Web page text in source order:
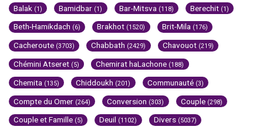
Balak (1) Bamidbar (1) Bar-Mitsva (118) Berechit (1)
Beth-Hamikdach (6) Brakhot (1520) Brit-Mila (176)
Cacheroute (3703) Chabbath (2429) Chavouot (219)
Chémini Atseret (5) Chemirat haLachone (188)
Chemita (135) Chiddoukh (201) Communauté (3)
Compte du Omer (264) Conversion (303) Couple (298)
Couple et Famille (5) Deuil (1102) Divers (5037)